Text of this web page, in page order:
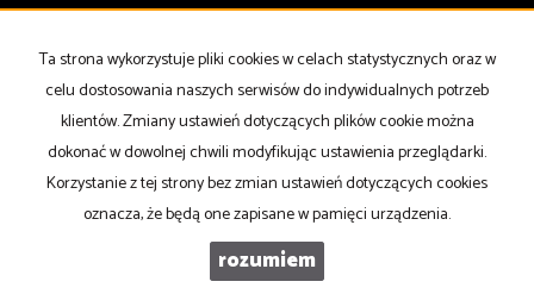
Domyna sprzedaż
Działkina sprzedaż
Lokalena sprzedaż
Halena sprzedaż
Obiekty na sprzedaż
Strona główna notatnik Kup Sprzedaj Kontakt
PRONOVO Nieruchomości 2026Program dla biur nieruchomości
Galactica Virgo
Ta strona wykorzystuje pliki cookies w celach statystycznych oraz w
celu dostosowania naszych serwisów do indywidualnych potrzeb
klientów. Zmiany ustawień dotyczących plików cookie można
dokonać w dowolnej chwili modyfikując ustawienia przeglądarki.
Korzystanie z tej strony bez zmian ustawień dotyczących cookies
oznacza, że będą one zapisane w pamięci urządzenia.
rozumiem